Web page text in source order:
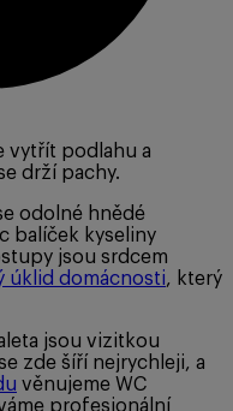
vytřít podlahu a
drží pachy.
odolné hnědé
balíček kyseliny
jsou srdcem
úklid domácnosti, který
jsou vizitkou
zde šíří nejrychleji, a
věnujeme WC
profesionální